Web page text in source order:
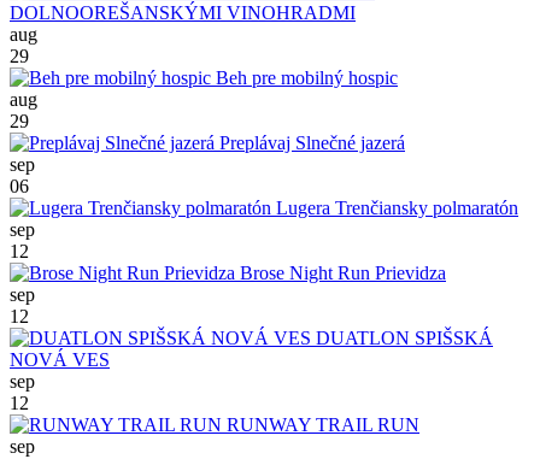
DOLNOOREŠANSKÝMI VINOHRADMI
aug
29
Beh pre mobilný hospic
aug
29
Preplávaj Slnečné jazerá
sep
06
Lugera Trenčiansky polmaratón
sep
12
Brose Night Run Prievidza
sep
12
DUATLON SPIŠSKÁ
NOVÁ VES
sep
12
RUNWAY TRAIL RUN
sep